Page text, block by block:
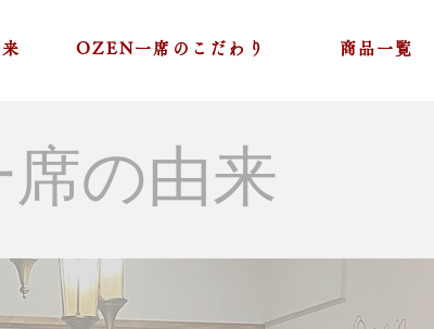
OZEN一席のこだわり 商品一覧
席​の由来